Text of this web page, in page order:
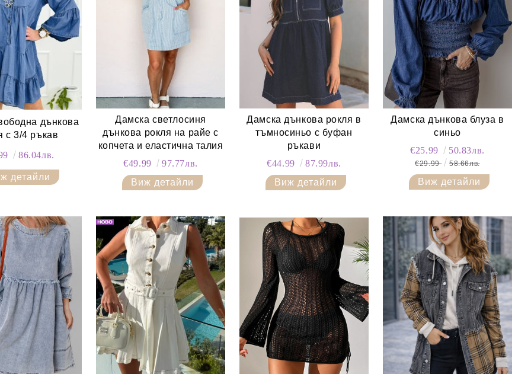
дънкова
с 3/4 ръкав
86.04лв.
детайли
Дамска светлосиня
дънкова рокля на райе с
копчета и еластична талия
€49.99
97.77лв.
Виж детайли
Дамска дънкова рокля в
тъмносиньо с буфан
ръкави
€44.99
87.99лв.
Виж детайли
Дамска дънкова блуза в
синьо
€25.99 50.83лв.
€29.99 58.66лв.
Виж детайли